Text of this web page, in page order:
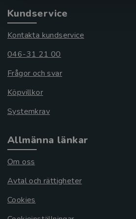
Kundservice
Kontakta kundservice
046-31 21 00
Frågor och svar
Köpvillkor
Systemkrav
Allmänna länkar
Om oss
Avtal och rättigheter
Cookies